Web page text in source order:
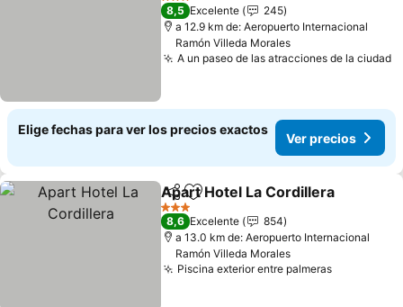
3 Estrellas
8,5 Excelente
245
a 12.9 km de: Aeropuerto Internacional
Ramón Villeda Morales
A un paseo de las atracciones de la ciudad
Elige fechas para ver los precios exactos
Ver precios
CompartirAgregar a favoritos
Apart Hotel La Cordillera
3 Estrellas
8,6 Excelente
854
a 13.0 km de: Aeropuerto Internacional
Ramón Villeda Morales
Piscina exterior entre palmeras